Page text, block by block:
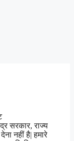
सरकार, राज्य
नहीं है| हमारे